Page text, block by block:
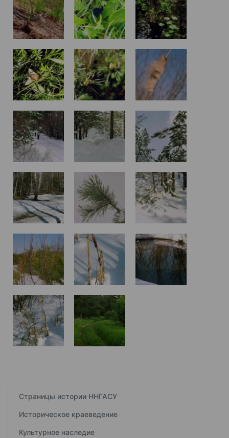
Страницы истории ННГАСУ
Историческое краеведение
Культурное наследие